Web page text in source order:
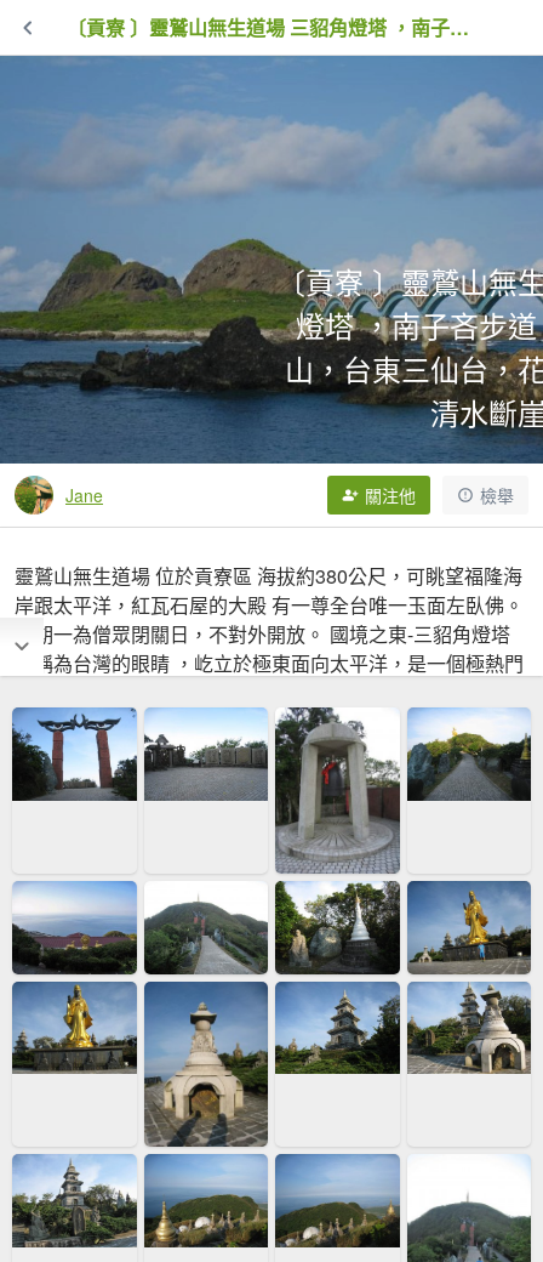
〔貢寮 〕靈鷲山無生道場 三貂角燈塔 ，南子吝步道，獅公髻尾山，台東三仙台，花蓮七星潭，清水斷崖
〔貢寮 〕靈鷲山無
燈塔 ，南子吝步
山，台東三仙台，
清水斷
751次拍手
44,487次點閱
Jane
關注他 檢舉
靈鷲山無生道場 位於貢寮區 海拔約380公尺，可眺望福隆海
岸跟太平洋，紅瓦石屋的大殿 有一尊全台唯一玉面左臥佛。
星期一為僧眾閉關日，不對外開放。 國境之東-三貂角燈塔
被稱為台灣的眼睛 ，屹立於極東面向太平洋，是一個極熱門
尺，山頂有一小平台跟基石。獅公髻尾山 位於平溪坪林與石
碇交界處，因遠觀山形像道士（師公的髮髻尾）而得名，峰
頂海拔840公尺 有二等三角點跟三等三角點。台東三仙台位
於成功鎮東北方，是東海岸第一道陽光灑落的地點，每年元
旦迎接曙光的地方。台灣八大景之一清水斷崖，崖高一千多
公尺，是台灣東海岸的一大奇景